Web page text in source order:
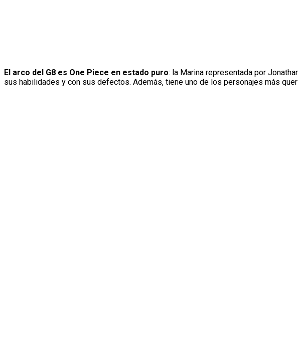
El arco del G8 es One Piece en estado puro: la Marina representada por
sus habilidades y con sus defectos. Además, tiene uno de los personajes más